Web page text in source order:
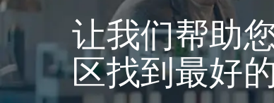
让我们帮助
区找到最好